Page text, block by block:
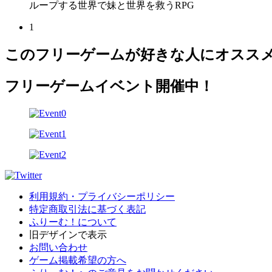
ループする世界で妹と世界を救うRPG
1
このフリーゲームが好きな人にオスス
フリーゲームイベント開催中！
利用規約・プライバシーポリシー
特定商取引法に基づく表記
ふりーむ！について
旧デザインで表示
お問い合わせ
ゲーム掲載希望の方へ